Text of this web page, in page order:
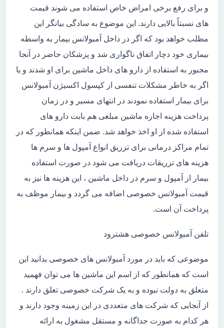
و برای رفع برخی امراض خاص استفاده می شوند قیمت
های نسبتاً بالایی دارند. این موضوع به سادگی بیانگر این
مطلب خواهد بود که اگر در داخل آمبولانس بیمار به واسطه
بیماری خود دچار اتفاق ناگواری شد و پزشکان حاضر در آنجا
مجبور به استفاده از دارو های داخل ماشین برای او شدند و یا
اگر به خاطر مشکلات تنفسی از کپسول اکسیژن آمبولانس
برای بیمار استفاده نمودند در انتهای مسیر و در زمان
پرداخت هزینه اجاره ماشین مبلغی هم بابت دارو های
استفاده شده از او اخذ خواهد شد. ضمن اینکه همانطور که در
تمام مراکز درمانی برای تزریق انواع آمپول ها و سرم ها
هزینه های تزریقات دریافت می شود در صورت استفاده
بیمار از آمپول و سرم در داخل ماشین ، این هزینه ها نیز به
قیمت آمبولانس خصوصی اضافه می گردد و بیمار موظف به
پرداخت آن است.
تلفن آمبولانس خصوصی هشترود
موضوعی که باید در مورد آمبولانس های خصوصی بدانید این
است که همانطور که از اسم این ماشین ها می توان فهمید
متعلق به دولت نبوده و به یک شرکت خصوصی تعلق دارند .
از آنجایی که شرکت های متعددی در این زمینه وجود دارند و
هر کدام به صورت جداگانه و مستقل مشغول به ارائه